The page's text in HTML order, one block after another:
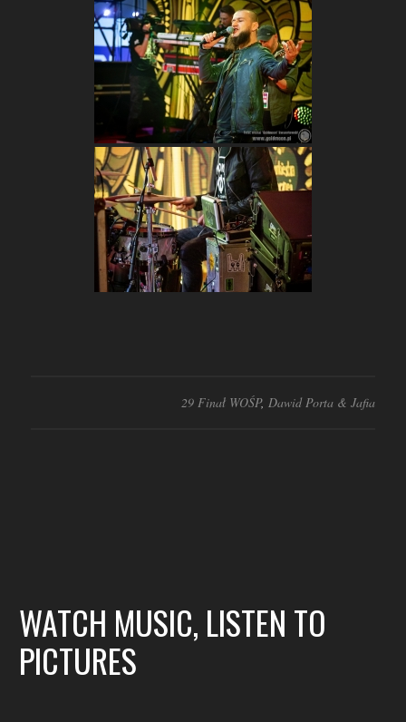
29 Finał WOŚP, Dawid Porta & Jafia
WATCH MUSIC, LISTEN TO
PICTURES